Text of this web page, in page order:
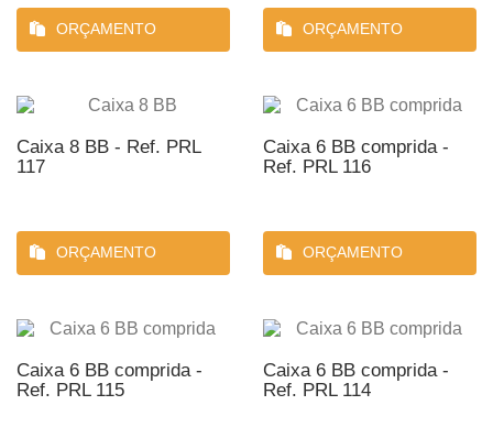
ORÇAMENTO ORÇAMENTO
Caixa 8 BB - Ref. PRL
117
ORÇAMENTO
Caixa 6 BB comprida -
Ref. PRL 116
ORÇAMENTO
Caixa 6 BB comprida -
Ref. PRL 115
Caixa 6 BB comprida -
Ref. PRL 114